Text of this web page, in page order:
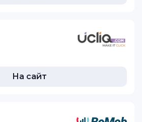
На сайт